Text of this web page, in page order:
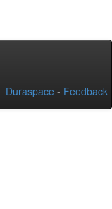
Duraspace - Feedback